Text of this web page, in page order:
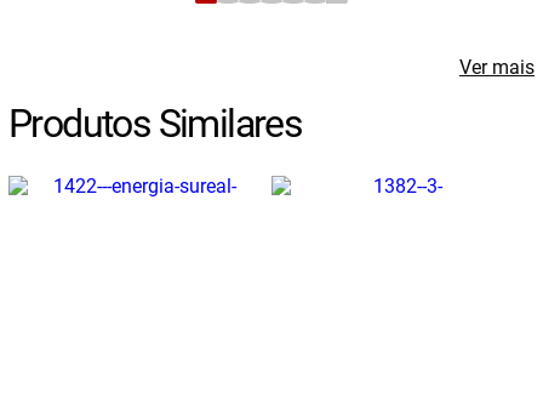
Produtos Similares
Ver mais